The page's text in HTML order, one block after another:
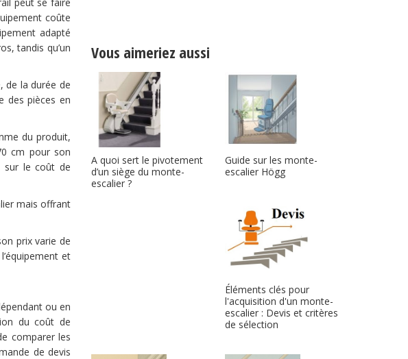
coûte
adapté
tandis qu’un
de la durée de
des pièces en
du produit,
cm pour son
sur le coût de
mais offrant
prix varie de
et
ou en
du coût de
comparer les
de devis
Vous aimeriez aussi
A quoi sert le pivotement
d’un siège du monte-
escalier ?
Guide sur les monte-
escalier Högg
Éléments clés pour
l'acquisition d'un monte-
escalier : Devis et critères
de sélection